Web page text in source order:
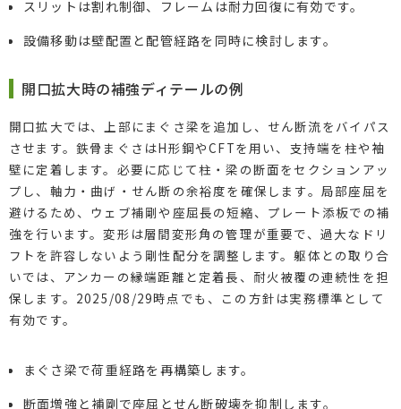
スリットは割れ制御、フレームは耐力回復に有効です。
設備移動は壁配置と配管経路を同時に検討します。
開口拡大時の補強ディテールの例
開口拡大では、上部にまぐさ梁を追加し、せん断流をバイパス
させます。鉄骨まぐさはH形鋼やCFTを用い、支持端を柱や袖
壁に定着します。必要に応じて柱・梁の断面をセクションアッ
プし、軸力・曲げ・せん断の余裕度を確保します。局部座屈を
避けるため、ウェブ補剛や座屈長の短縮、プレート添板での補
強を行います。変形は層間変形角の管理が重要で、過大なドリ
フトを許容しないよう剛性配分を調整します。躯体との取り合
いでは、アンカーの縁端距離と定着長、耐火被覆の連続性を担
保します。2025/08/29時点でも、この方針は実務標準として
有効です。
まぐさ梁で荷重経路を再構築します。
断面増強と補剛で座屈とせん断破壊を抑制します。